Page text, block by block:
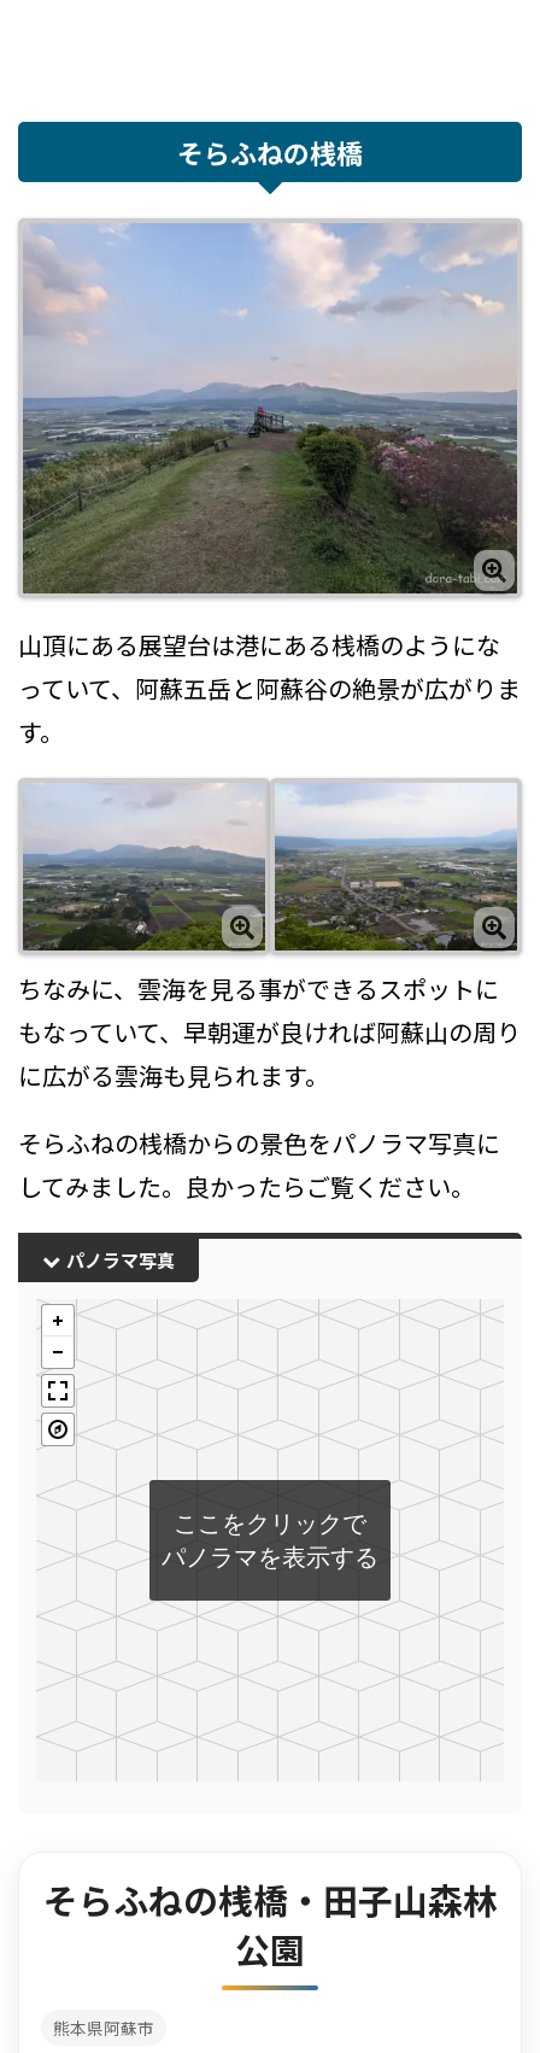
そらふねの桟橋
山頂にある展望台は港にある桟橋のようにな
っていて、阿蘇五岳と阿蘇谷の絶景が広がりま
す。
ちなみに、雲海を見る事ができるスポットに
もなっていて、早朝運が良ければ阿蘇山の周り
に広がる雲海も見られます。
そらふねの桟橋からの景色をパノラマ写真に
してみました。良かったらご覧ください。
パノラマ写真
そらふねの桟橋・田子山森林
公園
熊本県阿蘇市